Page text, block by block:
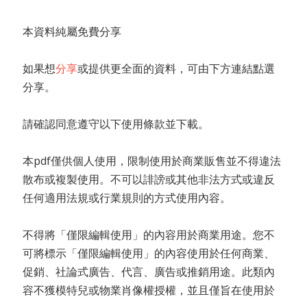
本資料純屬免費分享
如果想分享或提供更全面的資料，可由下方連結點選
分享。
請確認同意遵守以下使用條款並下載。
本pdf僅供個人使用，限制使用於商業販售並不得違法
散布或複製使用。不可以誹謗或其他非法方式或違反
任何適用法規或行業規則的方式使用內容。
不得將「僅限編輯使用」的內容用於商業用途。您不
可將標示「僅限編輯使用」的內容使用於任何商業、
促銷、社論式廣告、代言、廣告或推銷用途。此類內
容不獲模特兒或物業肖像權授權，並且僅旨在使用於